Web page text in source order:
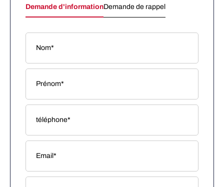
Demande d'informationDemande de rappel